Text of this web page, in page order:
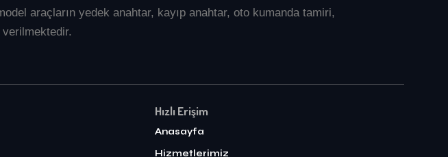
araçların yedek anahtar, kayıp anahtar, oto kumanda tamiri,
Hızlı Erişim
Anasayfa
Hizmetlerimiz